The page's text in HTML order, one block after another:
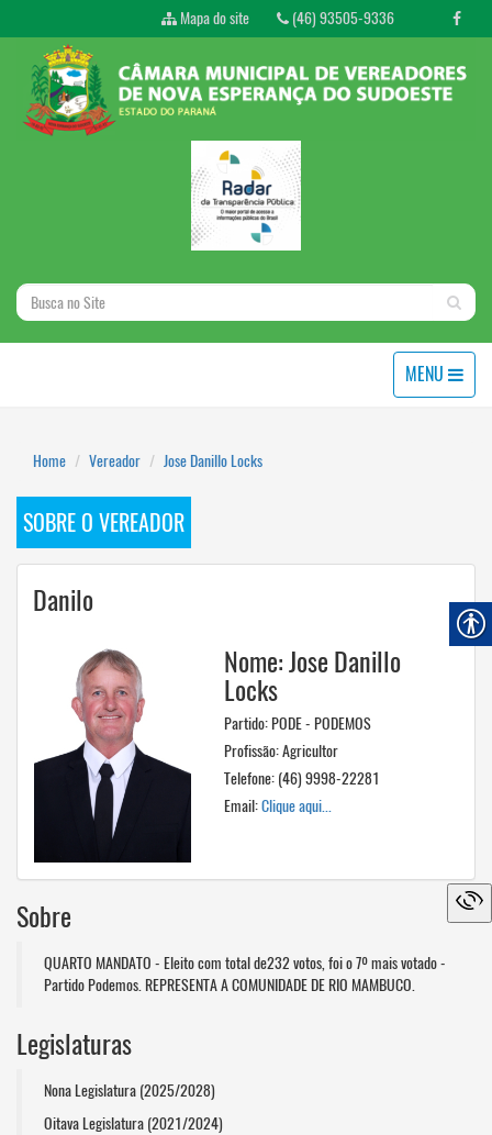
Mapa do site (46) 93505-9336
MENU
Home Vereador Jose Danillo Locks
SOBRE O VEREADOR
Danilo
Nome: Jose Danillo
Locks
Partido: PODE - PODEMOS
Profissão: Agricultor
Telefone: (46) 9998-22281
Email:Clique aqui...
Sobre
QUARTO MANDATO - Eleito com total de232 votos, foi o 7º mais votado -
Partido Podemos. REPRESENTA A COMUNIDADE DE RIO MAMBUCO.
Legislaturas
Nona Legislatura (2025/2028)
Oitava Legislatura (2021/2024)